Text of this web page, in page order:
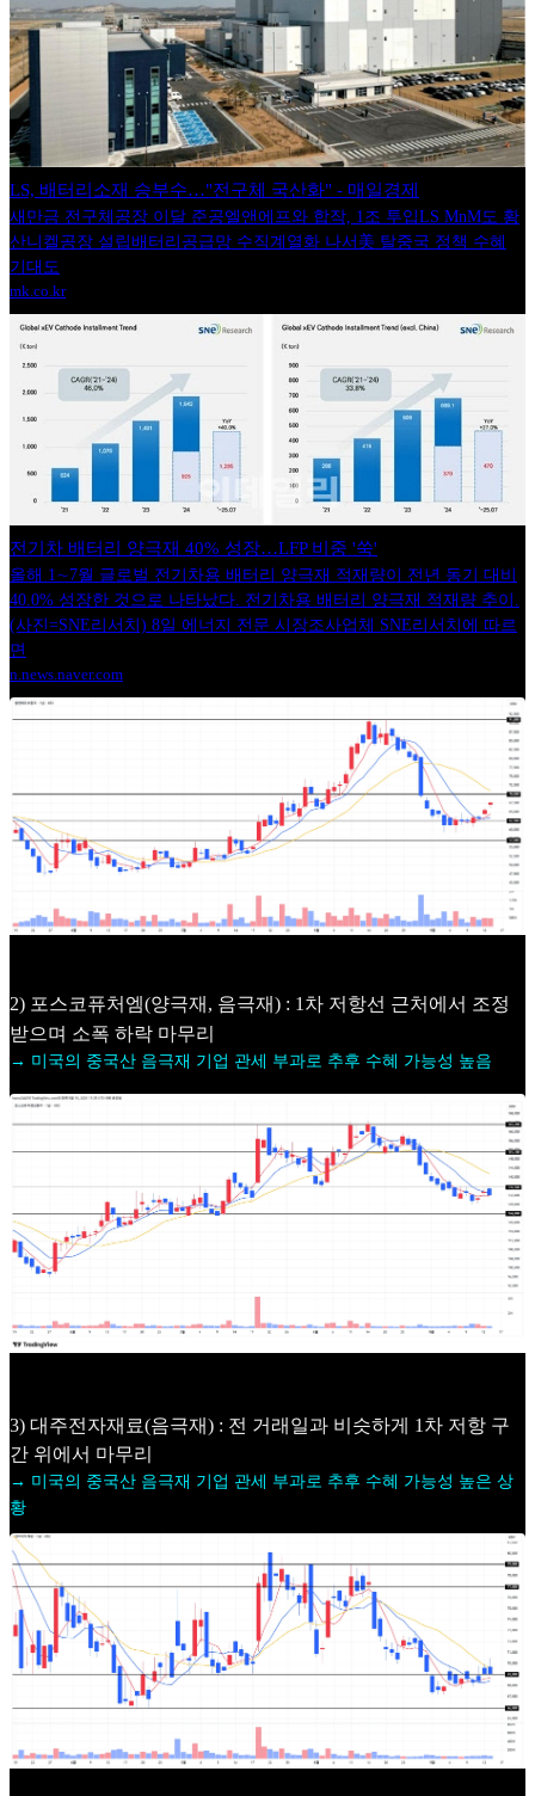
LS, 배터리소재 승부수…"전구체 국산화" - 매일경제
새만금 전구체공장 이달 준공엘앤에프와 합작, 1조 투입LS MnM도 황
산니켈공장 설립배터리공급망 수직계열화 나서美 탈중국 정책 수혜
기대도
mk.co.kr
전기차 배터리 양극재 40% 성장…LFP 비중 '쑥'
올해 1∼7월 글로벌 전기차용 배터리 양극재 적재량이 전년 동기 대비
40.0% 성장한 것으로 나타났다. 전기차용 배터리 양극재 적재량 추이.
(사진=SNE리서치) 8일 에너지 전문 시장조사업체 SNE리서치에 따르
면
n.news.naver.com
2) 포스코퓨처엠(양극재, 음극재) : 1차 저항선 근처에서 조정
받으며 소폭 하락 마무리
→ 미국의 중국산 음극재 기업 관세 부과로 추후 수혜 가능성 높음
3) 대주전자재료(음극재) : 전 거래일과 비슷하게 1차 저항 구
간 위에서 마무리
→ 미국의 중국산 음극재 기업 관세 부과로 추후 수혜 가능성 높은 상
황